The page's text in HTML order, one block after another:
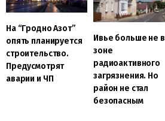
На “Гродно Азот”
опять планируется
строительство.
Предусмотрят
аварии и ЧП
Ивье больше не в
зоне
радиоактивного
загрязнения. Но
район не стал
безопасным